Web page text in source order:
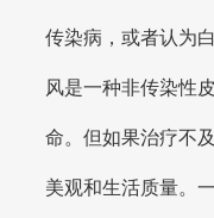
传染病，或者认为
风是一种非传染性
命。但如果治疗不
美观和生活质量。